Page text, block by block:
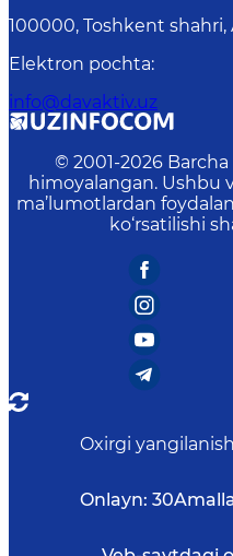
100000, Toshkent shahri,
Elektron pochta:
info@davaktiv.uz
© 2001-2026
himoyalangan. Ushbu
ma’lumotlardan
ko‘rsatilishi
Oxirgi yangilanish
Onlayn: 30